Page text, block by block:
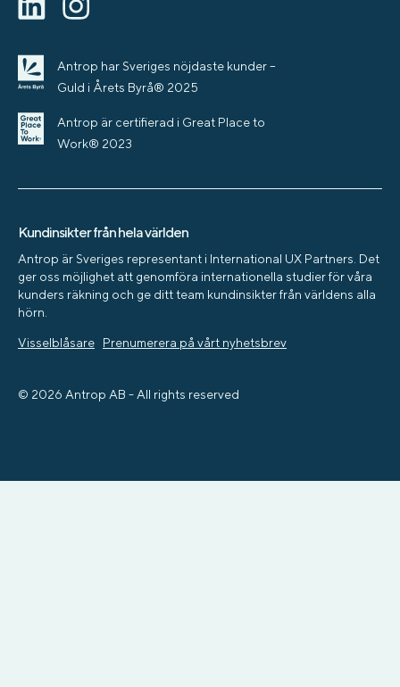
Antrop har Sveriges nöjdaste kunder –
Guld i Årets Byrå® 2025
Antrop är certifierad i Great Place to
Work® 2023
Kundinsikter från hela världen
Antrop är Sveriges representant i International UX Partners. Det
ger oss möjlighet att genomföra internationella studier för våra
kunders räkning och ge ditt team kundinsikter från världens alla
hörn.
Visselblåsare Prenumerera på vårt nyhetsbrev
© 2026 Antrop AB - All rights reserved